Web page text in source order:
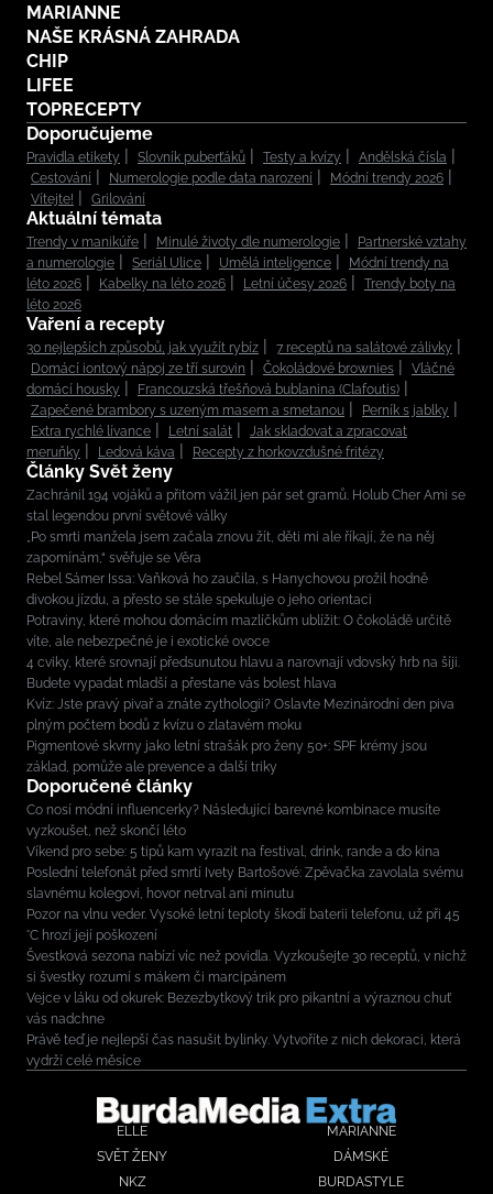
MARIANNE
NAŠE KRÁSNÁ ZAHRADA
CHIP
LIFEE
TOPRECEPTY
Doporučujeme
Pravidla etikety Slovník puberťáků Testy a kvízy
Andělská čísla
Cestování
Numerologie podle data narození
Módní trendy 2026
Vítejte!
Grilování
Aktuální témata
Trendy v manikúře Minulé životy dle numerologie
Partnerské vztahy
a numerologie
Seriál Ulice Umělá inteligence
Módní trendy na
léto 2026
Kabelky na léto 2026 Letní účesy 2026
Trendy boty na
léto 2026
Vaření a recepty
30 nejlepších způsobů, jak využít rybíz
7 receptů na salátové zálivky
Domácí iontový nápoj ze tří surovin
Čokoládové brownies
Vláčné
domácí housky
Francouzská třešňová bublanina (Clafoutis)
Zapečené brambory s uzeným masem a smetanou
Perník s jablky
Extra rychlé lívance
Letní salát
Jak skladovat a zpracovat
meruňky
Ledová káva Recepty z horkovzdušné fritézy
Články Svět ženy
Zachránil 194 vojáků a přitom vážil jen pár set gramů. Holub Cher Ami se
stal legendou první světové války
„Po smrti manžela jsem začala znovu žít, děti mi ale říkají, že na něj
zapomínám,“ svěřuje se Věra
Rebel Sámer Issa: Vaňková ho zaučila, s Hanychovou prožil hodně
divokou jízdu, a přesto se stále spekuluje o jeho orientaci
Potraviny, které mohou domácím mazlíčkům ublížit: O čokoládě určitě
víte, ale nebezpečné je i exotické ovoce
4 cviky, které srovnají předsunutou hlavu a narovnají vdovský hrb na šíji.
Budete vypadat mladší a přestane vás bolest hlava
Kvíz: Jste pravý pivař a znáte zythologii? Oslavte Mezinárodní den piva
plným počtem bodů z kvízu o zlatavém moku
Pigmentové skvrny jako letní strašák pro ženy 50+: SPF krémy jsou
základ, pomůže ale prevence a další triky
Doporučené články
Co nosí módní influencerky? Následující barevné kombinace musíte
vyzkoušet, než skončí léto
Víkend pro sebe: 5 tipů kam vyrazit na festival, drink, rande a do kina
Poslední telefonát před smrtí Ivety Bartošové: Zpěvačka zavolala svému
slavnému kolegovi, hovor netrval ani minutu
Pozor na vlnu veder. Vysoké letní teploty škodí baterii telefonu, už při 45
°C hrozí její poškození
Švestková sezona nabízí víc než povidla. Vyzkoušejte 30 receptů, v nichž
si švestky rozumí s mákem či marcipánem
Vejce v láku od okurek: Bezezbytkový trik pro pikantní a výraznou chuť
vás nadchne
Právě teď je nejlepší čas nasušit bylinky. Vytvoříte z nich dekoraci, která
vydrží celé měsíce
ELLE
MARIANNE
SVĚT ŽENY
DÁMSKÉ
NKZ
BURDASTYLE